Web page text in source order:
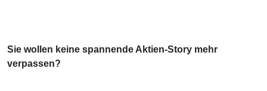
Sie wollen keine spannende Aktien-Story mehr
verpassen?